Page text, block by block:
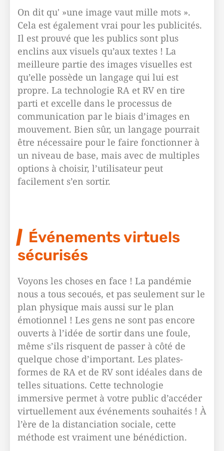
On dit qu' »une image vaut mille mots ».
Cela est également vrai pour les publicités.
Il est prouvé que les publics sont plus
enclins aux visuels qu’aux textes ! La
meilleure partie des images visuelles est
qu’elle possède un langage qui lui est
propre. La technologie RA et RV en tire
parti et excelle dans le processus de
communication par le biais d’images en
mouvement. Bien sûr, un langage pourrait
être nécessaire pour le faire fonctionner à
un niveau de base, mais avec de multiples
options à choisir, l’utilisateur peut
facilement s’en sortir.
Événements virtuels
sécurisés
Voyons les choses en face ! La pandémie
nous a tous secoués, et pas seulement sur le
plan physique mais aussi sur le plan
émotionnel ! Les gens ne sont pas encore
ouverts à l’idée de sortir dans une foule,
même s’ils risquent de passer à côté de
quelque chose d’important. Les plates-
formes de RA et de RV sont idéales dans de
telles situations. Cette technologie
immersive permet à votre public d’accéder
virtuellement aux événements souhaités ! À
l’ère de la distanciation sociale, cette
méthode est vraiment une bénédiction.